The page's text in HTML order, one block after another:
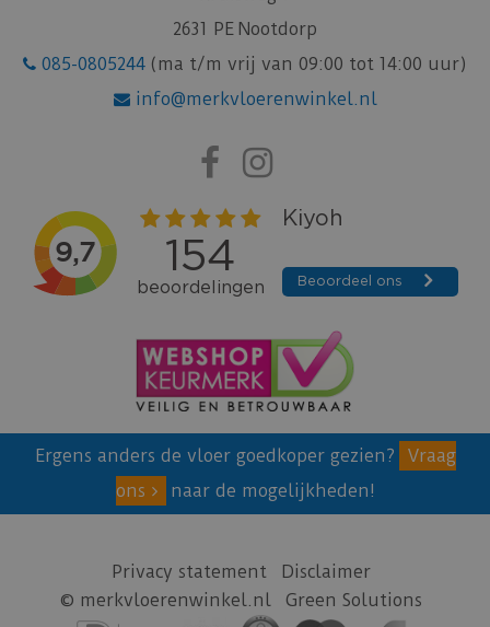
2631 PE Nootdorp
085-0805244 (ma t/m vrij van 09:00 tot 14:00 uur)
info@merkvloerenwinkel.nl
Ergens anders de vloer goedkoper gezien?
Vraag
ons
naar de mogelijkheden!
Privacy statement
Disclaimer
© merkvloerenwinkel.nl
Green Solutions